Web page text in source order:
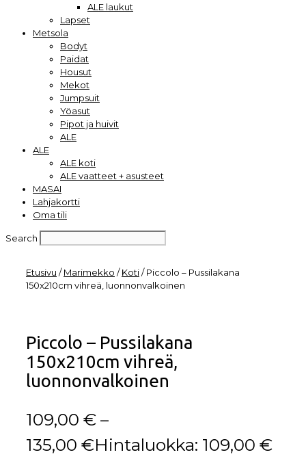
ALE laukut
Lapset
Metsola
Bodyt
Paidat
Housut
Mekot
Jumpsuit
Yöasut
Pipot ja huivit
ALE
ALE
ALE koti
ALE vaatteet + asusteet
MASAI
Lahjakortti
Oma tili
Search
Etusivu /Marimekko /Koti/ Piccolo – Pussilakana
150x210cm vihreä, luonnonvalkoinen
Piccolo – Pussilakana
150x210cm vihreä,
luonnonvalkoinen
109,00 € –
135,00 €Hintaluokka: 109,00 €